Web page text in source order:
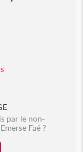
par le non-
Faé ?